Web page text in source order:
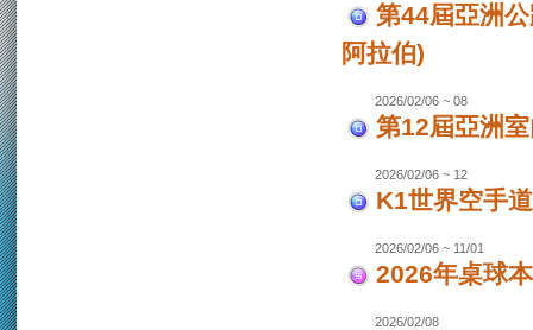
第44屆亞洲
阿拉伯)
2026/02/06 ~ 08
第12屆亞洲
2026/02/06 ~ 12
K1世界空手
2026/02/06 ~ 11/01
2026年桌球
2026/02/08